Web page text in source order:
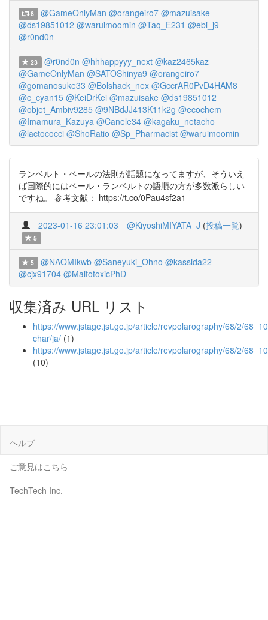
8 @GameOnlyMan @orangeiro7 @mazuisake
@ds19851012 @waruimoomin @Taq_E231 @ebi_j9
@r0nd0n
23 @r0nd0n @hhhappyyy_next @kaz2465kaz
@GameOnlyMan @SATOShinya9 @orangeiro7
@gomanosuke33 @Bolshack_nex @GccrAR0PvD4HAM8
@c_cyan15 @KeiDrKei @mazuisake @ds19851012
@objet_Ambiv9285 @9NBdJJ413K11k2g @ecochem
@Imamura_Kazuya @Canele34 @kagaku_netacho
@lactococci @ShoRatio @Sp_Pharmacist @waruimoomin
ランベルト・ベールの法則が話題になってますが、そういえ
ば国際的にはベール・ランベルトの語順の方が多数派らしい
ですね。 参考文献： https://t.co/0Pau4sf2a1
2023-01-16 23:01:03 @KiyoshiMIYATA_J (投稿一覧)
5
5 @NAOMIkwb @Saneyuki_Ohno @kassida22
@cjx91704 @MaitotoxicPhD
収集済み URL リスト
https://www.jstage.jst.go.jp/article/revpolarography/68/2/
char/ja/ (1)
https://www.jstage.jst.go.jp/article/revpolarography/68/2/
(10)
ヘルプ
ご意見はこちら
TechTech Inc.